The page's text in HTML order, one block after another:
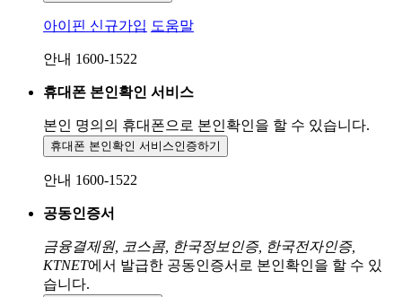
아이핀 신규가입 도움말
안내 1600-1522
휴대폰 본인확인 서비스
본인 명의의 휴대폰으로 본인확인을 할 수 있습니다.
휴대폰 본인확인 서비스인증하기
안내 1600-1522
공동인증서
금융결제원, 코스콤, 한국정보인증, 한국전자인증,
KTNET에서 발급한 공동인증서로 본인확인을 할 수 있
습니다.